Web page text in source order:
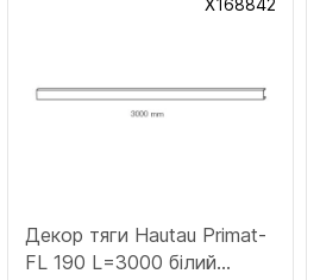
Х168842
Декор тяги Hautau Primat-
FL 190 L=3000 білий